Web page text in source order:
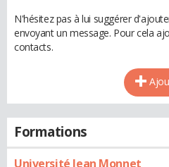
N'hésitez pas à lui suggérer
envoyant un message. Pour cela
contacts.
Formations
Université Jean Monnet